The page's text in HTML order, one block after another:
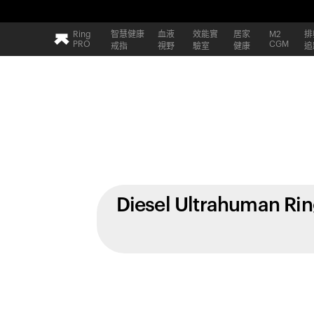
Ring
PRO
智慧健康
戒指
血液
視野
效能實
驗室
居家
健康
M2
CGM
排
追
Diesel Ultrahuman